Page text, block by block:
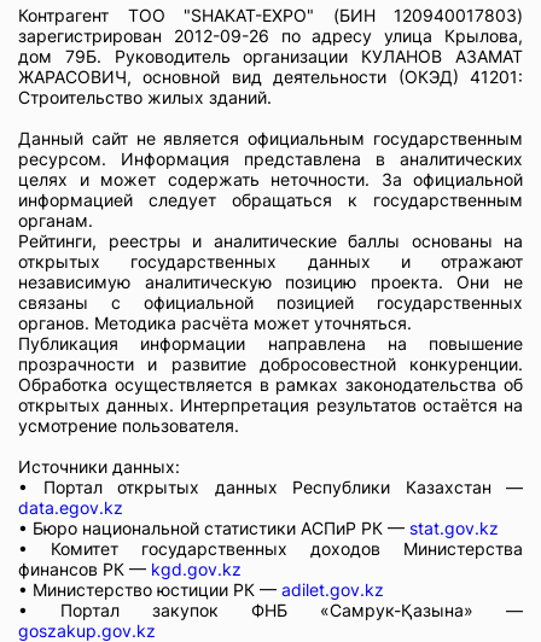
Контрагент ТОО "SHAKAT-EXPO" (БИН 120940017803)
зарегистрирован 2012-09-26 по адресу улица Крылова,
дом 79Б. Руководитель организации КУЛАНОВ АЗАМАТ
ЖАРАСОВИЧ, основной вид деятельности (ОКЭД) 41201:
Строительство жилых зданий.
Данный сайт не является официальным государственным
ресурсом. Информация представлена в аналитических
целях и может содержать неточности. За официальной
информацией следует обращаться к государственным
органам.
Рейтинги, реестры и аналитические баллы основаны на
открытых государственных данных и отражают
независимую аналитическую позицию проекта. Они не
связаны с официальной позицией государственных
органов. Методика расчёта может уточняться.
Публикация информации направлена на повышение
прозрачности и развитие добросовестной конкуренции.
Обработка осуществляется в рамках законодательства об
открытых данных. Интерпретация результатов остаётся на
усмотрение пользователя.
Источники данных:
• Портал открытых данных Республики Казахстан —
data.egov.kz
• Бюро национальной статистики АСПиР РК — stat.gov.kz
• Комитет государственных доходов Министерства
финансов РК — kgd.gov.kz
• Министерство юстиции РК — adilet.gov.kz
• Портал закупок ФНБ «Самрук-Қазына» —
goszakup.gov.kz